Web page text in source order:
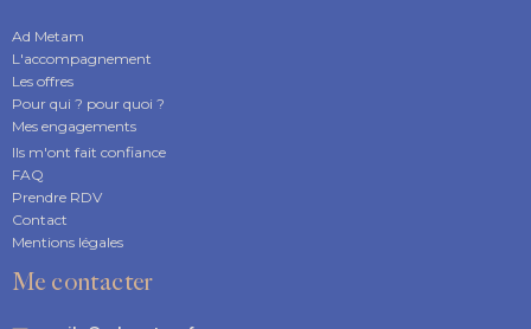
Ad Metam
L'accompagnement
Les offres
Pour qui ? pour quoi ?
Mes engagements
Ils m'ont fait confiance
FAQ
Prendre RDV
Contact
Mentions légales
Me contacter